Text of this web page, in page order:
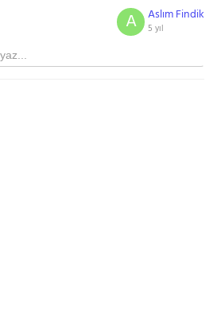
Aslım Findik
5 yıl
A